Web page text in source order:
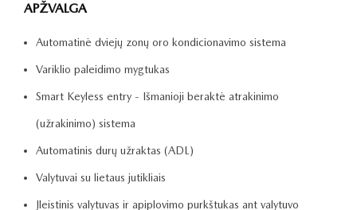
APŽVALGA
Automatinė dviejų zonų oro kondicionavimo sistema
Variklio paleidimo mygtukas
Smart Keyless entry - Išmanioji beraktė atrakinimo
(užrakinimo) sistema
Automatinis durų užraktas (ADL)
Valytuvai su lietaus jutikliais
Įleistinis valytuvas ir apiplovimo purkštukas ant valytuvo